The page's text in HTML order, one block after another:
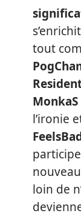
tout
MonkaS
l’ironie
loin de